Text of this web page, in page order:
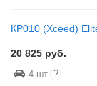
КР010 (Xceed)
20 825 руб.
4 шт. ?